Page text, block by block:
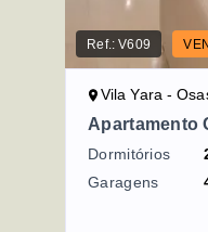
Ref.:V609
Vila Yara -
Apartamento
Dormitórios
Garagens